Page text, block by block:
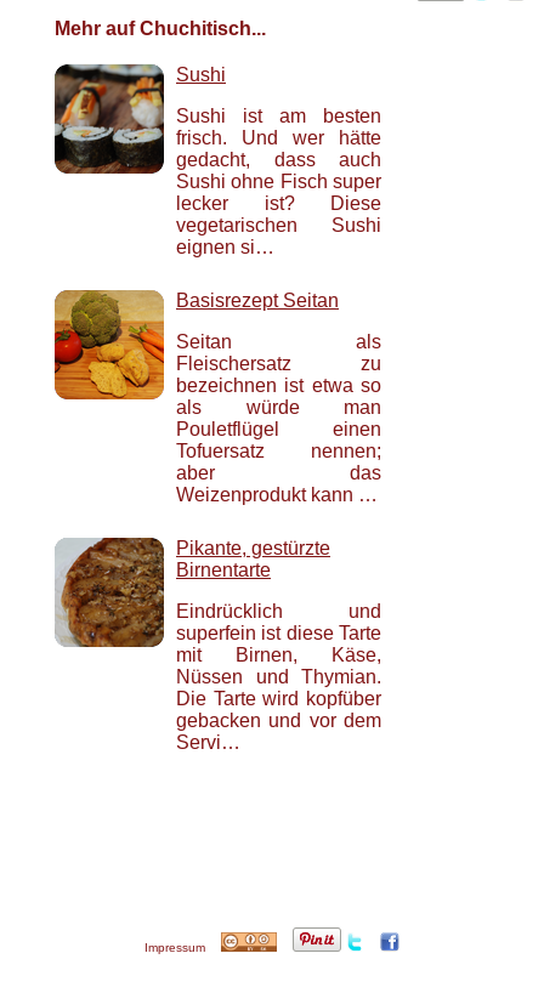
Mehr auf Chuchitisch...
Sushi
Sushi ist am besten
frisch. Und wer hätte
gedacht, dass auch
Sushi ohne Fisch super
lecker ist? Diese
vegetarischen Sushi
eignen si…
Basisrezept Seitan
Seitan als
Fleischersatz zu
bezeichnen ist etwa so
als würde man
Pouletflügel einen
Tofuersatz nennen;
aber das
Weizenprodukt kann …
Pikante, gestürzte
Birnentarte
Eindrücklich und
superfein ist diese Tarte
mit Birnen, Käse,
Nüssen und Thymian.
Die Tarte wird kopfüber
gebacken und vor dem
Servi…
Impressum